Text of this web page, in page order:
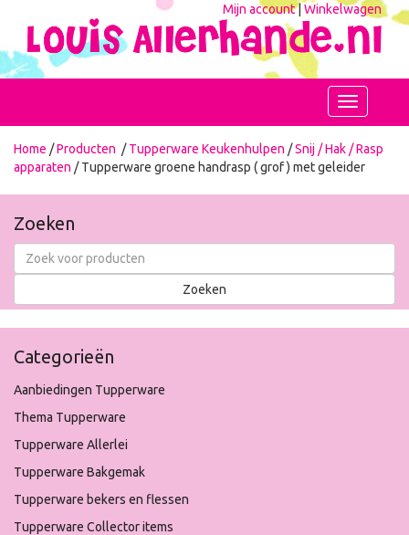
Mijn account|Winkelwagen
Toggle
navigation
Home /Producten /Tupperware Keukenhulpen /Snij / Hak / Rasp
apparaten / Tupperware groene handrasp ( grof ) met geleider
Zoeken
Categorieën
Aanbiedingen Tupperware
Thema Tupperware
Tupperware Allerlei
Tupperware Bakgemak
Tupperware bekers en flessen
Tupperware Collector items